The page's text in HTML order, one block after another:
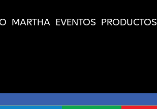
MARTHA EVENTOS PRODUCTOS